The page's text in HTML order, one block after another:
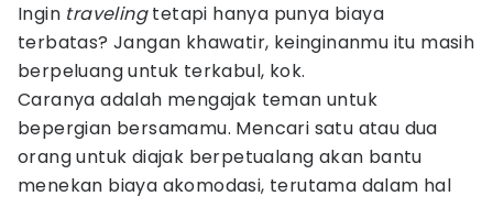
Ingin travelingtetapi hanya punya biaya
terbatas? Jangan khawatir, keinginanmu itu masih
berpeluang untuk terkabul, kok.
Caranya adalah mengajak teman untuk
bepergian bersamamu. Mencari satu atau dua
orang untuk diajak berpetualang akan bantu
menekan biaya akomodasi, terutama dalam hal